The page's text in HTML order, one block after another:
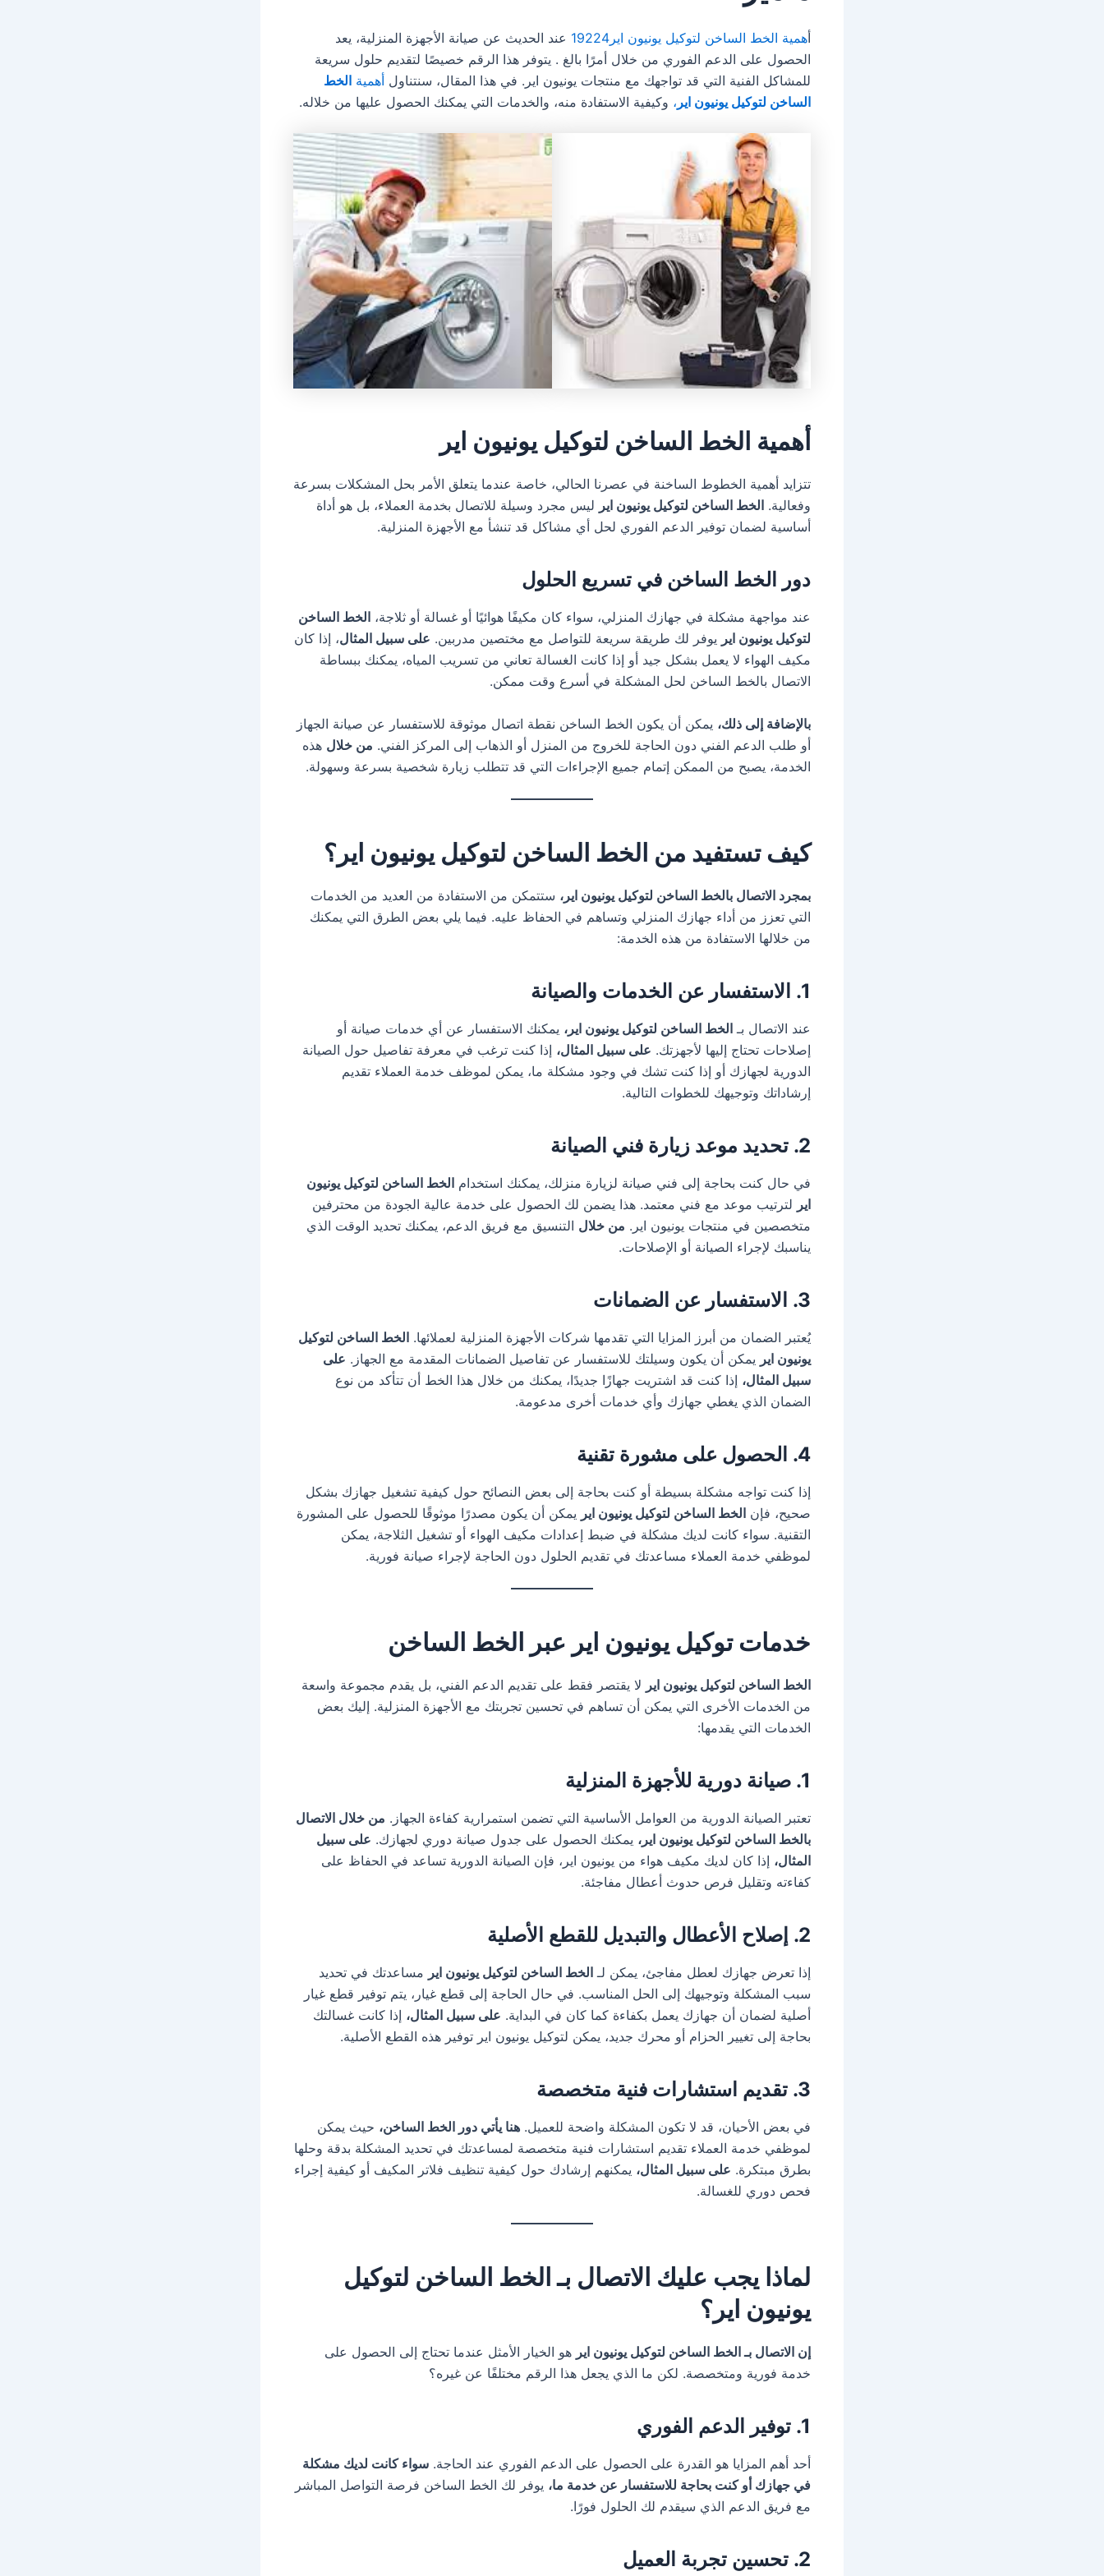
أهمية الخط الساخن لتوكيل يونيون اير19224
عند الحديث عن صيانة الأجهزة المنزلية، يعد
الحصول على الدعم الفوري من خلال أمرًا بالغ . يتوفر هذا الرقم خصيصًا لتقديم حلول سريعة
للمشاكل الفنية التي قد تواجهك مع منتجات يونيون اير. في هذا المقال، سنتناول أهمية الخط
الساخن لتوكيل يونيون اير ، وكيفية الاستفادة منه، والخدمات التي يمكنك الحصول عليها من خلاله.
أهمية الخط الساخن لتوكيل يونيون اير
تتزايد أهمية الخطوط الساخنة في عصرنا الحالي، خاصة عندما يتعلق الأمر بحل المشكلات بسرعة
وفعالية. الخط الساخن لتوكيل يونيون اير ليس مجرد وسيلة للاتصال بخدمة العملاء، بل هو أداة
أساسية لضمان توفير الدعم الفوري لحل أي مشاكل قد تنشأ مع الأجهزة المنزلية.
دور الخط الساخن في تسريع الحلول
عند مواجهة مشكلة في جهازك المنزلي، سواء كان مكيفًا هوائيًا أو غسالة أو ثلاجة، الخط الساخن
لتوكيل يونيون اير يوفر لك طريقة سريعة للتواصل مع مختصين مدربين. على سبيل المثال، إذا كان
مكيف الهواء لا يعمل بشكل جيد أو إذا كانت الغسالة تعاني من تسريب المياه، يمكنك ببساطة
الاتصال بالخط الساخن لحل المشكلة في أسرع وقت ممكن.
بالإضافة إلى ذلك، يمكن أن يكون الخط الساخن نقطة اتصال موثوقة للاستفسار عن صيانة الجهاز
أو طلب الدعم الفني دون الحاجة للخروج من المنزل أو الذهاب إلى المركز الفني. من خلال هذه
الخدمة، يصبح من الممكن إتمام جميع الإجراءات التي قد تتطلب زيارة شخصية بسرعة وسهولة.
كيف تستفيد من الخط الساخن لتوكيل يونيون اير؟
بمجرد الاتصال بالخط الساخن لتوكيل يونيون اير، ستتمكن من الاستفادة من العديد من الخدمات
التي تعزز من أداء جهازك المنزلي وتساهم في الحفاظ عليه. فيما يلي بعض الطرق التي يمكنك
من خلالها الاستفادة من هذه الخدمة:
1. الاستفسار عن الخدمات والصيانة
عند الاتصال بـ الخط الساخن لتوكيل يونيون اير، يمكنك الاستفسار عن أي خدمات صيانة أو
إصلاحات تحتاج إليها لأجهزتك. على سبيل المثال، إذا كنت ترغب في معرفة تفاصيل حول الصيانة
الدورية لجهازك أو إذا كنت تشك في وجود مشكلة ما، يمكن لموظف خدمة العملاء تقديم
إرشاداتك وتوجيهك للخطوات التالية.
2. تحديد موعد زيارة فني الصيانة
في حال كنت بحاجة إلى فني صيانة لزيارة منزلك، يمكنك استخدام الخط الساخن لتوكيل يونيون
اير لترتيب موعد مع فني معتمد. هذا يضمن لك الحصول على خدمة عالية الجودة من محترفين
متخصصين في منتجات يونيون اير. من خلال التنسيق مع فريق الدعم، يمكنك تحديد الوقت الذي
يناسبك لإجراء الصيانة أو الإصلاحات.
3. الاستفسار عن الضمانات
يُعتبر الضمان من أبرز المزايا التي تقدمها شركات الأجهزة المنزلية لعملائها. الخط الساخن لتوكيل
يونيون اير يمكن أن يكون وسيلتك للاستفسار عن تفاصيل الضمانات المقدمة مع الجهاز. على
سبيل المثال، إذا كنت قد اشتريت جهازًا جديدًا، يمكنك من خلال هذا الخط أن تتأكد من نوع
الضمان الذي يغطي جهازك وأي خدمات أخرى مدعومة.
4. الحصول على مشورة تقنية
إذا كنت تواجه مشكلة بسيطة أو كنت بحاجة إلى بعض النصائح حول كيفية تشغيل جهازك بشكل
صحيح، فإن الخط الساخن لتوكيل يونيون اير يمكن أن يكون مصدرًا موثوقًا للحصول على المشورة
التقنية. سواء كانت لديك مشكلة في ضبط إعدادات مكيف الهواء أو تشغيل الثلاجة، يمكن
لموظفي خدمة العملاء مساعدتك في تقديم الحلول دون الحاجة لإجراء صيانة فورية.
خدمات توكيل يونيون اير عبر الخط الساخن
الخط الساخن لتوكيل يونيون اير لا يقتصر فقط على تقديم الدعم الفني، بل يقدم مجموعة واسعة
من الخدمات الأخرى التي يمكن أن تساهم في تحسين تجربتك مع الأجهزة المنزلية. إليك بعض
الخدمات التي يقدمها:
1. صيانة دورية للأجهزة المنزلية
تعتبر الصيانة الدورية من العوامل الأساسية التي تضمن استمرارية كفاءة الجهاز. من خلال الاتصال
بالخط الساخن لتوكيل يونيون اير، يمكنك الحصول على جدول صيانة دوري لجهازك. على سبيل
المثال، إذا كان لديك مكيف هواء من يونيون اير، فإن الصيانة الدورية تساعد في الحفاظ على
كفاءته وتقليل فرص حدوث أعطال مفاجئة.
2. إصلاح الأعطال والتبديل للقطع الأصلية
إذا تعرض جهازك لعطل مفاجئ، يمكن لـ الخط الساخن لتوكيل يونيون اير مساعدتك في تحديد
سبب المشكلة وتوجيهك إلى الحل المناسب. في حال الحاجة إلى قطع غيار، يتم توفير قطع غيار
أصلية لضمان أن جهازك يعمل بكفاءة كما كان في البداية. على سبيل المثال، إذا كانت غسالتك
بحاجة إلى تغيير الحزام أو محرك جديد، يمكن لتوكيل يونيون اير توفير هذه القطع الأصلية.
3. تقديم استشارات فنية متخصصة
في بعض الأحيان، قد لا تكون المشكلة واضحة للعميل. هنا يأتي دور الخط الساخن، حيث يمكن
لموظفي خدمة العملاء تقديم استشارات فنية متخصصة لمساعدتك في تحديد المشكلة بدقة وحلها
بطرق مبتكرة. على سبيل المثال، يمكنهم إرشادك حول كيفية تنظيف فلاتر المكيف أو كيفية إجراء
فحص دوري للغسالة.
لماذا يجب عليك الاتصال بـ الخط الساخن لتوكيل
يونيون اير؟
إن الاتصال بـ الخط الساخن لتوكيل يونيون اير هو الخيار الأمثل عندما تحتاج إلى الحصول على
خدمة فورية ومتخصصة. لكن ما الذي يجعل هذا الرقم مختلفًا عن غيره؟
1. توفير الدعم الفوري
أحد أهم المزايا هو القدرة على الحصول على الدعم الفوري عند الحاجة. سواء كانت لديك مشكلة
في جهازك أو كنت بحاجة للاستفسار عن خدمة ما، يوفر لك الخط الساخن فرصة التواصل المباشر
مع فريق الدعم الذي سيقدم لك الحلول فورًا.
2. تحسين تجربة العميل